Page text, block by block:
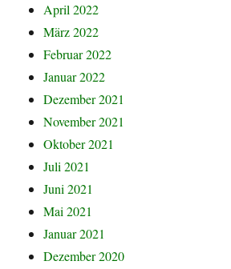
April 2022
März 2022
Februar 2022
Januar 2022
Dezember 2021
November 2021
Oktober 2021
Juli 2021
Juni 2021
Mai 2021
Januar 2021
Dezember 2020